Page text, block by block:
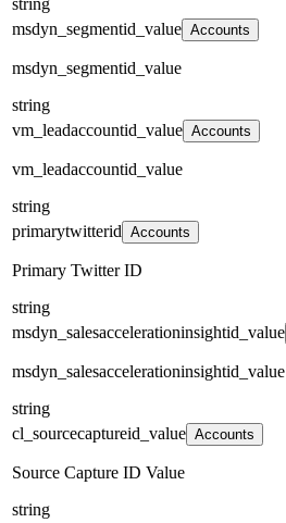
msdyn_segmentid_value Accounts
msdyn_segmentid_value
string
vm_leadaccountid_value Accounts
vm_leadaccountid_value
string
primarytwitterid Accounts
Primary Twitter ID
string
msdyn_salesaccelerationinsightid_value
msdyn_salesaccelerationinsightid_value
string
cl_sourcecaptureid_value Accounts
Source Capture ID Value
string